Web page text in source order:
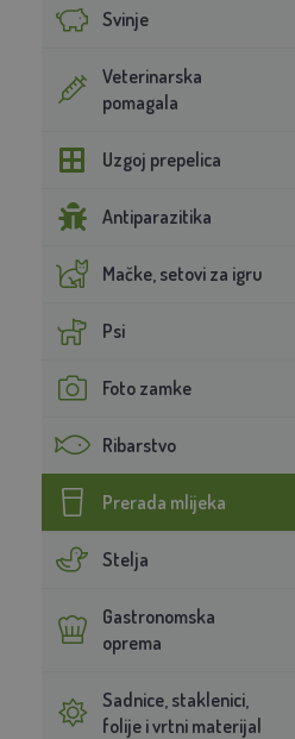
Svinje
Veterinarska
pomagala
Uzgoj prepelica
Antiparazitika
Mačke, setovi za igru
Psi
Foto zamke
Ribarstvo
Prerada mlijeka
Stelja
Gastronomska
oprema
Sadnice, staklenici,
folije i vrtni materijal